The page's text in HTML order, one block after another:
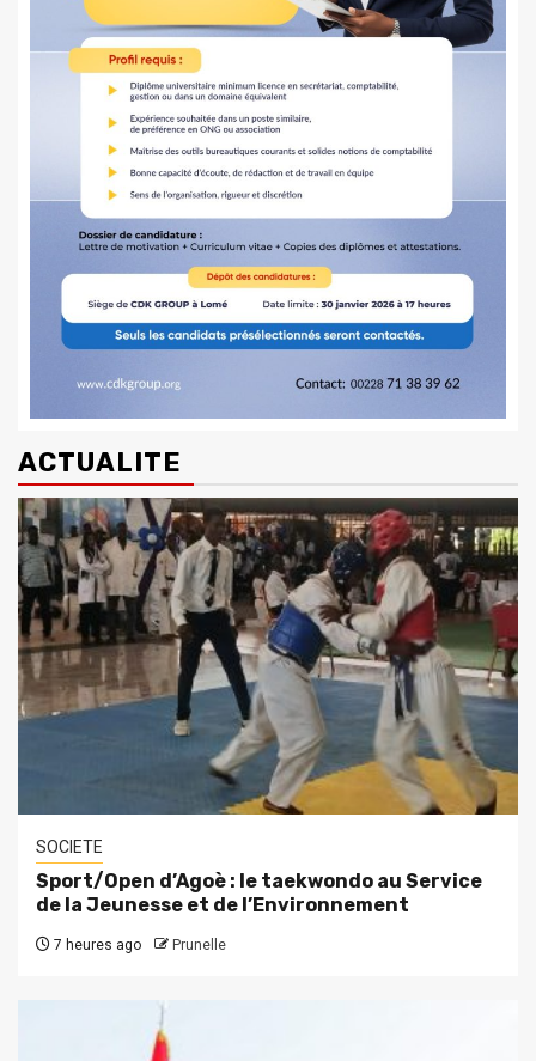
ACTUALITE
SOCIETE
Sport/Open d’Agoè : le taekwondo au Service
de la Jeunesse et de l’Environnement
7 heures ago Prunelle